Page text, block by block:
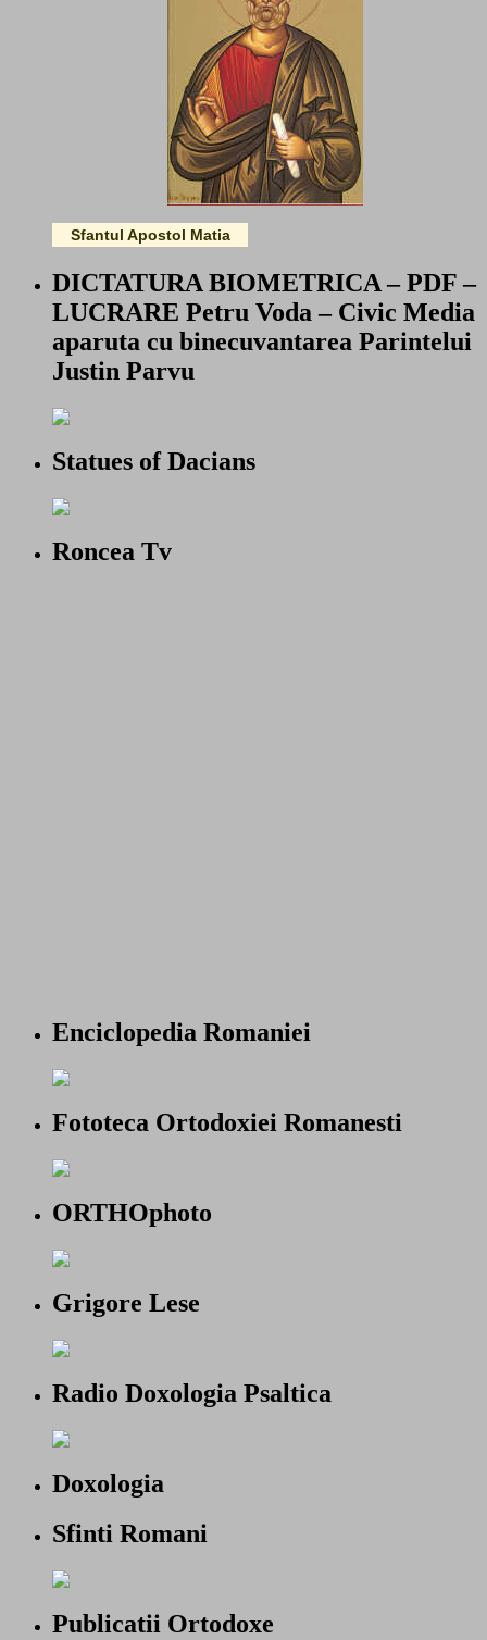
Sfantul Apostol Matia
DICTATURA BIOMETRICA – PDF –
LUCRARE Petru Voda – Civic Media
aparuta cu binecuvantarea Parintelui
Justin Parvu
Statues of Dacians
Roncea Tv
Enciclopedia Romaniei
Fototeca Ortodoxiei Romanesti
ORTHOphoto
Grigore Lese
Radio Doxologia Psaltica
Doxologia
Sfinti Romani
Publicatii Ortodoxe